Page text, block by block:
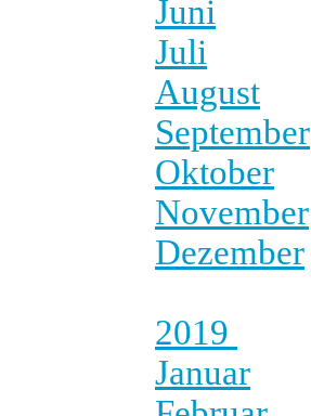
Juni
Juli
August
September
Oktober
November
Dezember
2019
Januar